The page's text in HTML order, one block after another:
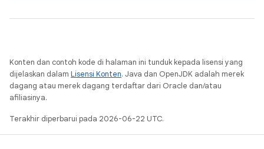
Konten dan contoh kode di halaman ini tunduk kepada lisensi yang
dijelaskan dalam Lisensi Konten. Java dan OpenJDK adalah merek
dagang atau merek dagang terdaftar dari Oracle dan/atau
afiliasinya.
Terakhir diperbarui pada 2026-06-22 UTC.